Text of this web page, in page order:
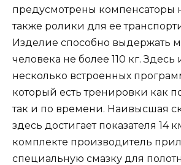
предусмотрены компенсаторы
также ролики для ее
Изделие способно выдержать
человека не более 110 кг. Здесь
несколько встроенных
который есть тренировки как
так и по времени. Наивысшая
здесь достигает показателя 14
комплекте производитель
специальную смазку для